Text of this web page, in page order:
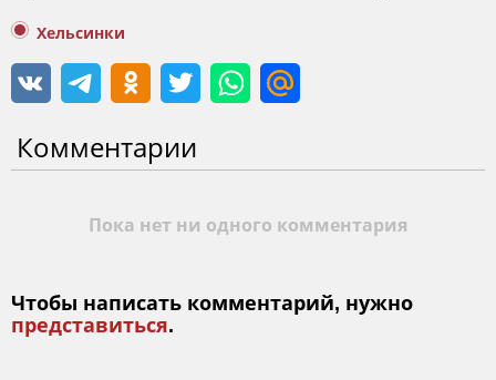
Хельсинки
Комментарии
Пока нет ни одного комментария
Чтобы написать комментарий, нужно
представиться.